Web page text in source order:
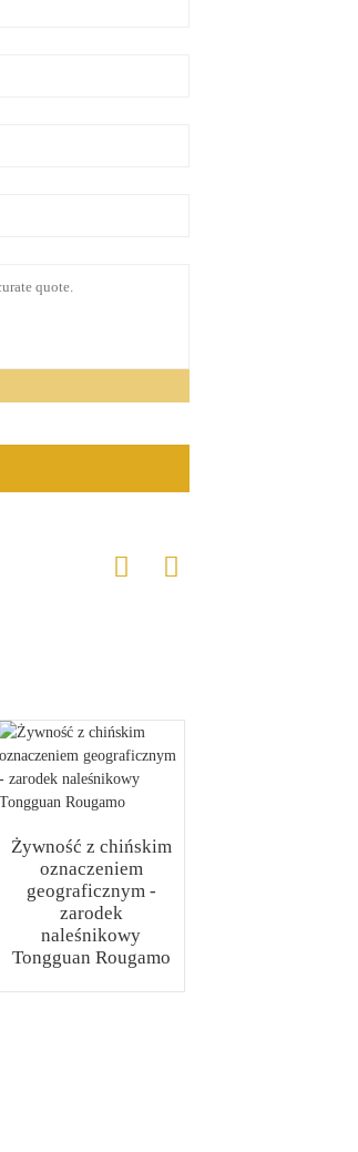
Żywność z chińskim
oznaczeniem
geograficznym -
zarodek
naleśnikowy
Tongguan Rougamo